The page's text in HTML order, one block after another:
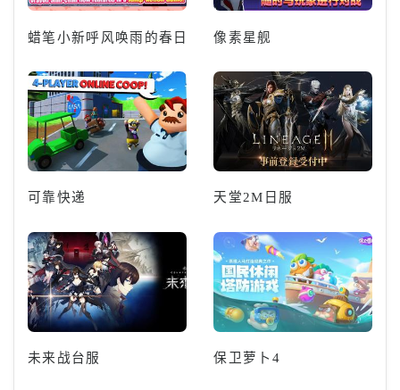
蜡笔小新呼风唤雨的春日部跑酷像素星舰
可靠快递 天堂2M日服
未来战台服 保卫萝卜4